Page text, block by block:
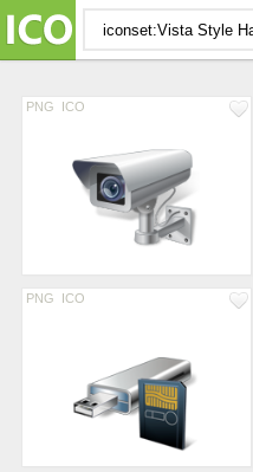
PNG ICO
PNG ICO